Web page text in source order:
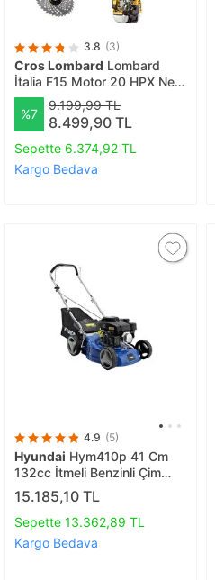
3.8 (3)
Cros Lombard Lombard
İtalia F15 Motor 20 HPX New
Lyts-8 İn 1 Full Set Hediyeli
Yan Tipi Benzinli Motorlu Ot
Çalı Tırpanı Çim Biçme
Makinesi
%7
9.199,99 TL
8.499,90 TL
Sepette 6.374,92 TL
Kargo Bedava
4.9 (5)
Hyundai Hym410p 41 Cm
132cc İtmeli Benzinli Çim
Biçme Makinası
15.185,10 TL
Sepette 13.362,89 TL
Kargo Bedava